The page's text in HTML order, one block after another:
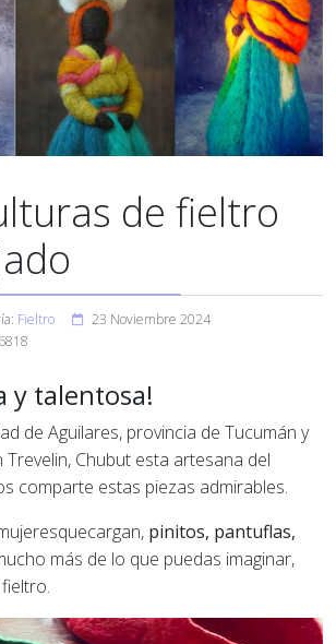
de fieltro
Fieltro
23 Noviembre 2024
y talentosa!
de Aguilares, provincia de Tucumán y
Chubut esta artesana del
comparte estas piezas admirables.
pinitos, pantuflas,
más de lo que puedas imaginar,